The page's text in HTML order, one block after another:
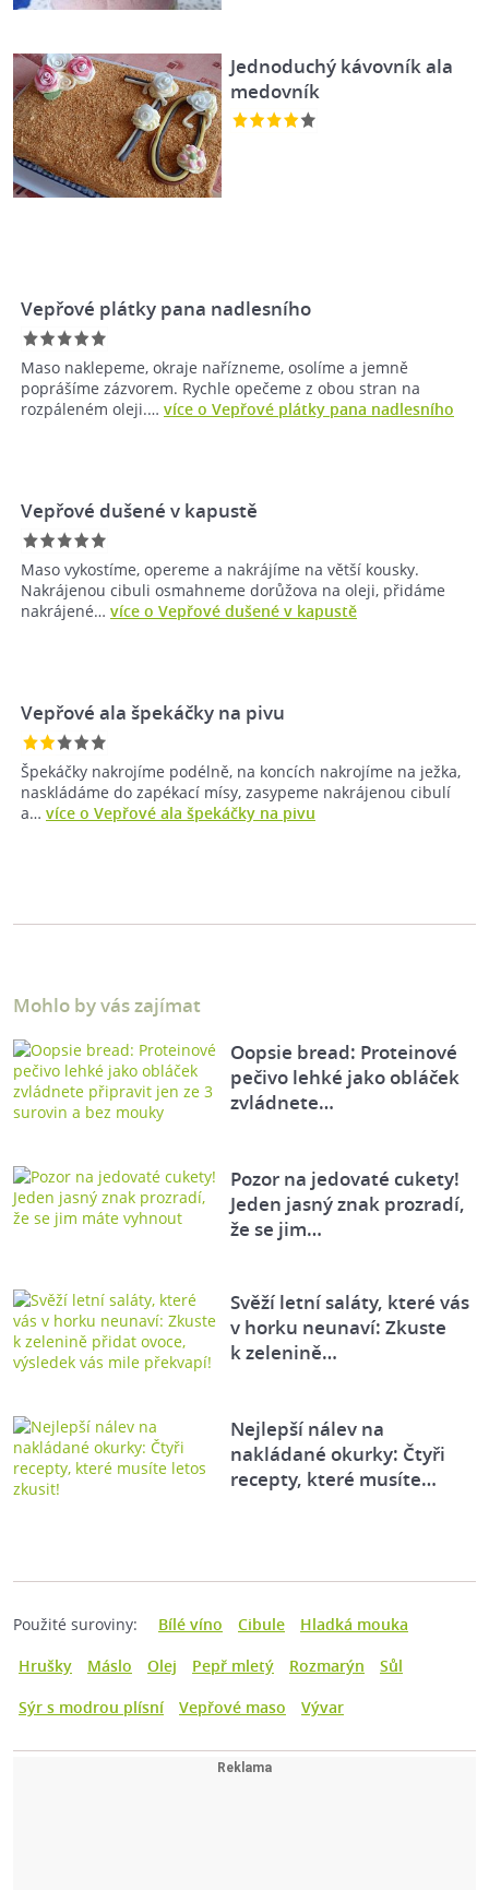
Jednoduchý kávovník ala
medovník
Vepřové plátky pana nadlesního
Maso naklepeme, okraje nařízneme, osolíme a jemně
poprášíme zázvorem. Rychle opečeme z obou stran na
rozpáleném oleji.… více o Vepřové plátky pana nadlesního
Vepřové dušené v kapustě
Maso vykostíme, opereme a nakrájíme na větší kousky.
Nakrájenou cibuli osmahneme dorůžova na oleji, přidáme
nakrájené… více o Vepřové dušené v kapustě
Vepřové ala špekáčky na pivu
Špekáčky nakrojíme podélně, na koncích nakrojíme na ježka,
naskládáme do zapékací mísy, zasypeme nakrájenou cibulí
a… více o Vepřové ala špekáčky na pivu
Mohlo by vás zajímat
Oopsie bread: Proteinové
pečivo lehké jako obláček
zvládnete…
Pozor na jedovaté cukety!
Jeden jasný znak prozradí,
že se jim…
Svěží letní saláty, které vás
v horku neunaví: Zkuste
k zelenině…
Nejlepší nálev na
nakládané okurky: Čtyři
recepty, které musíte…
Použité suroviny: Bílé víno Cibule
Hladká mouka
Hrušky
Máslo Olej Pepř mletý Rozmarýn
Sůl
Sýr s modrou plísní
Vepřové maso Vývar